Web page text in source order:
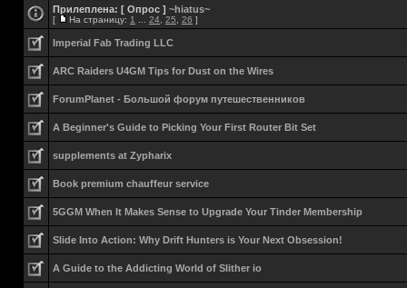
Прилеплена: [ Опрос ] ~hiatus~
[ На страницу: 1 24 25 26 ]
Imperial Fab Trading LLC
ARC Raiders U4GM Tips for Dust on the Wires
ForumPlanet - Большой форум путешественников
A Beginner's Guide to Picking Your First Router Bit Set
supplements at Zypharix
Book premium chauffeur service
5GGM When It Makes Sense to Upgrade Your Tinder Membership
Slide Into Action: Why Drift Hunters is Your Next Obsession!
A Guide to the Addicting World of Slither io